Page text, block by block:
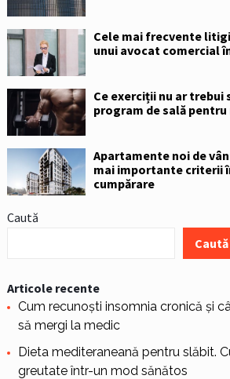
Cele mai frecvente
unui avocat comercial
Ce exerciții nu ar trebui
program de sală
Apartamente noi de
mai importante criterii
cumpărare
Caută
Caută
Articole recente
Cum recunoști insomnia cronică și
să mergi la medic
Dieta mediteraneană pentru slăbit.
greutate într-un mod sănătos